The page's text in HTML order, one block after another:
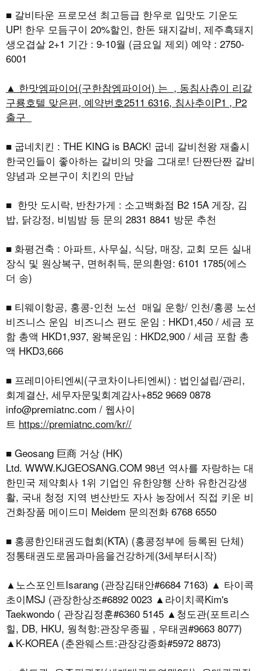
■ 갈비타운 프로모션 최고등급 한우로 입맛도 기운도
UP! 한우 모듬구이 20%할인, 한돈 돼지갈비, 제주흑돼지
생오겹살 2+1 기간 : 9-10월 (금요일 제외) 예약 : 2750-
6001
▲ 한맛엠파이어(구한참엠파이어) 는 , 동침사츄이 리갈
구룡호텔 맞은편, 예약번호2511 6316, 침사추이P1 , P2
출구
■ 굽네치킨 : THE KING is BACK! 굽네 갈비천왕 재출시
한국인들이 좋아하는 갈비의 맛을 그대로! 단짠단짠 갈비
양념과 오븐구이 치킨의 만남
■ 한맛 도시락, 반찬가게 : 소고백화점 B2 15A 게장, 김
밥, 닭강정, 비빔밤 등 문의 2831 8841 방문 추천
■ 화평건축 : 아파트, 사무실, 식당, 매장, 교회 모든 실내
장식 및 원상복구, 면허취득, 문의환영: 6101 1785(에스
더 송)
■ 티웨이항공, 홍콩-인천 노선 매일 운항/ 인천/홍콩 노선
비즈니스 운임 비즈니스 편도 운임 : HKD1,450 / 세금 포
함 총액 HKD1,937, 왕복운임 : HKD2,900 / 세금 포함 총
액 HKD3,666
■ 프레미아티엔씨(구코차이나티엔씨) : 법인설립/관리,
회계결산, 세무자문및회계감사+852 9669 0878
info@premiatnc.com / 웹사이
트 https://premiatnc.com/kr//
■ Geosang 巨商 거상 (HK)
Ltd. WWW.KJGEOSANG.COM 98년 역사를 자랑하는 대
한민국 제약회사 1위 기업인 유한양행 산하 유한건강생
활, 국내 청정 지역 변산반도 자사 농장에서 직접 키운 비
건화장품 메이드미 Meidem 문의전화 6768 6550
■ 홍콩한인태권도협회(KTA) (홍콩정부에 등록된 단체)
정통태권도로몸과마음을건강하게(3세부터시작)
▲노스포인트Isarang (관장김태안#6684 7163) ▲ 타이콕
초이MSJ (관장한상조#6892 0023 ▲라이치콕Kim's
Taekwondo ( 관장김정훈#6360 5145 ▲청도관(포트리스
힐, DB, HKU, 웡척항:관장우종필 , 우태권#9663 8077)
▲K-KOREA (춘완웨스트:관장강종화#5972 8873)